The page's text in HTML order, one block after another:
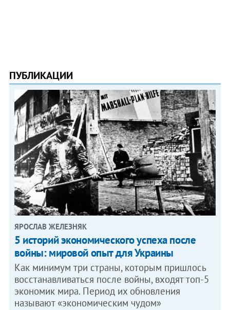
ПУБЛИКАЦИИ
ЯРОСЛАВ ЖЕЛЕЗНЯК
5 историй экономического успеха после
войны: мировой опыт для Украины
Как минимум три страны, которым пришлось
восстанавливаться после войны, входят топ-5
экономик мира. Период их обновления
называют «экономическим чудом»